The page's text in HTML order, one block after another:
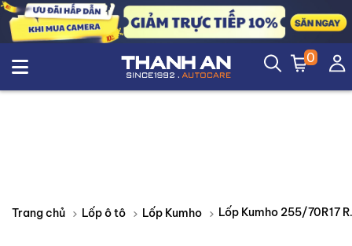
0
Trang chủ Lốp ô tô Lốp Kumho Lốp